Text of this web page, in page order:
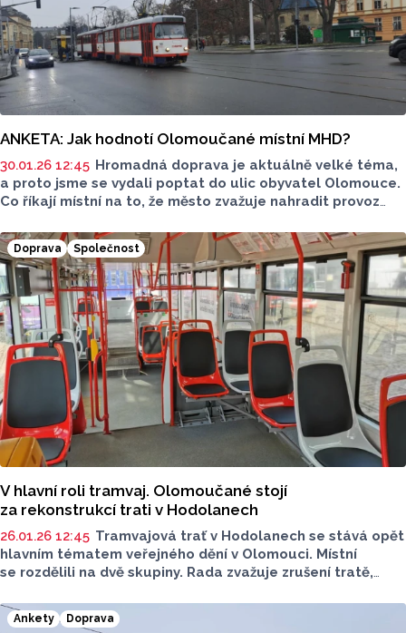
ANKETA: Jak hodnotí Olomoučané místní MHD?
30.01.26 12:45 Hromadná doprava je aktuálně velké téma,
a proto jsme se vydali poptat do ulic obyvatel Olomouce.
Co říkají místní na to, že město zvažuje nahradit provoz
častěji autobusem nebo tramvají a jak jsou s hromadnou
dopravou spokojení?
Doprava Společnost
V hlavní roli tramvaj. Olomoučané stojí
za rekonstrukcí trati v Hodolanech
26.01.26 12:45 Tramvajová trať v Hodolanech se stává opět
hlavním tématem veřejného dění v Olomouci. Místní
se rozdělili na dvě skupiny. Rada zvažuje zrušení tratě,
Ankety Doprava